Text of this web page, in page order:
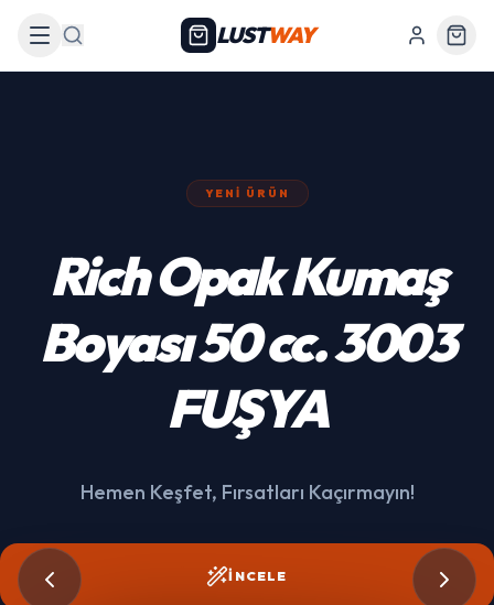
Arama LUSTWAY
YENI ÜRÜN
439 Siyah Akülü
Araba
Hemen Keşfet, Fırsatları Kaçırmayın!